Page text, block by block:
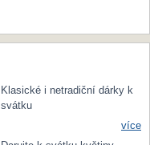
Klasické i netradiční dárky k
svátku
více